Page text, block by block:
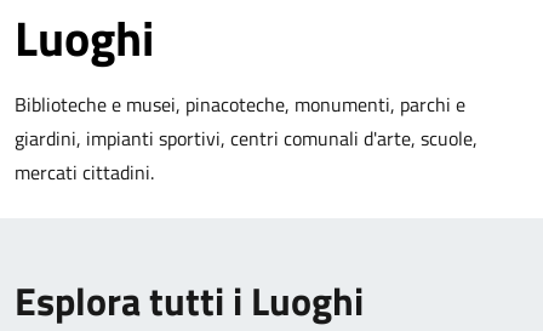
Luoghi
Biblioteche e musei, pinacoteche, monumenti, parchi e
giardini, impianti sportivi, centri comunali d'arte, scuole,
mercati cittadini.
Esplora tutti i Luoghi